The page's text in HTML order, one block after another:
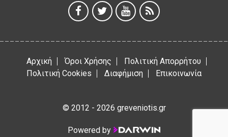
Αρχική Όροι Χρήσης
Πολιτική Απορρήτου
Πολιτική Cookies
Διαφήμιση Επικοινωνία
© 2012 - 2026 greveniotis.gr
Powered by